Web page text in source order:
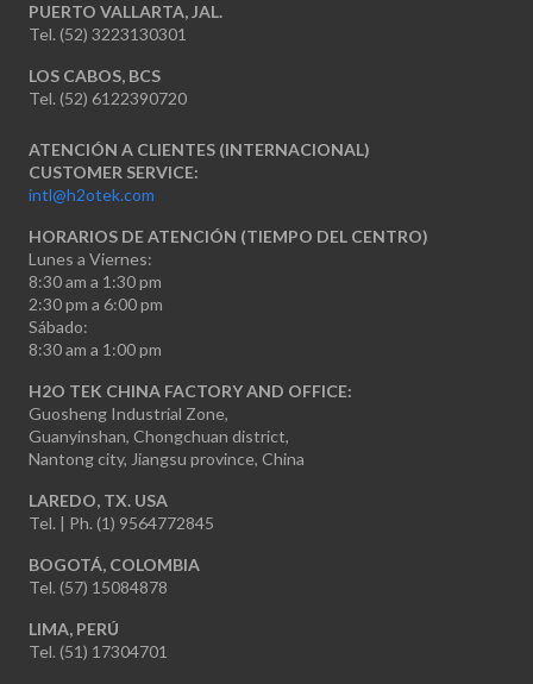
PUERTO VALLARTA, JAL.
Tel. (52) 3223130301
LOS CABOS, BCS
Tel. (52) 6122390720
ATENCIÓN A CLIENTES (INTERNACIONAL)
CUSTOMER SERVICE:
intl@h2otek.com
HORARIOS DE ATENCIÓN (TIEMPO DEL CENTRO)
Lunes a Viernes:
8:30 am a 1:30 pm
2:30 pm a 6:00 pm
Sábado:
8:30 am a 1:00 pm
H2O TEK CHINA FACTORY AND OFFICE:
Guosheng Industrial Zone,
Guanyinshan, Chongchuan district,
Nantong city, Jiangsu province, China
LAREDO, TX. USA
Tel. | Ph. (1) 9564772845
BOGOTÁ, COLOMBIA
Tel. (57) 15084878
LIMA, PERÚ
Tel. (51) 17304701